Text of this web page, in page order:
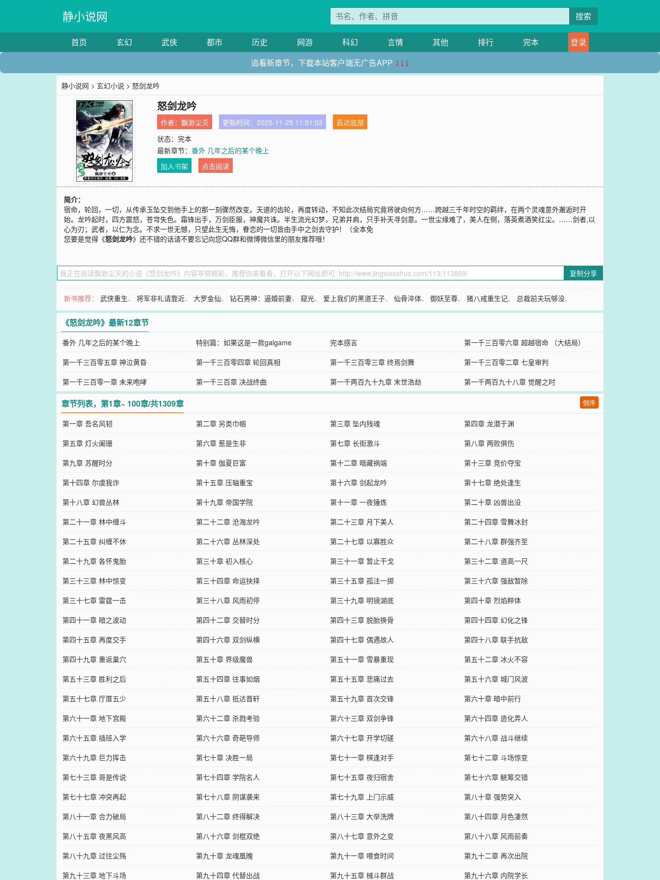
静小说网 搜索
首页 玄幻 武侠 都市 历史 网游 科幻 言情 其他 排行 完本
登录
追看新章节，下载本站客户端无广告APP ↓↓↓
静小说网 >玄幻小说 > 怒剑龙吟
怒剑龙吟
作者：飘渺尘灭 更新时间：2025-11-25 11:51:02
直达底部
状态：完本
最新章节：番外 几年之后的某个晚上
加入书架
点击阅读
简介：
宿命，轮回，一切，从传承玉坠交到他手上的那一刻骤然改变。天道的齿轮，再度转动，不知此次结局究竟将驶向何方……跨越三千年时空的羁绊，在两个灵魂意外邂逅时开
始。龙吟起时，四方震怒，苍穹失色。霜锋出手，万剑臣服，神魔共诛。半生流光幻梦，兄弟并肩，只手补天寻剑意。一世尘缘难了，美人在侧，落英煮酒笑红尘。……剑者,以
心为刃；武者，以仁为念。不求一世无憾，只望此生无悔，眷恋的一切皆由手中之剑去守护！（全本免
您要是觉得《怒剑龙吟》还不错的话请不要忘记向您QQ群和微博微信里的朋友推荐哦！
复制分享
新书推荐：武侠重生、将军非礼请靠近、大罗金仙、钻石男神：逼婚前妻、窥光、 爱上我们的黑道王子、仙骨淬体、御妖至尊、猪八戒重生记、 总裁前夫玩够没、
《怒剑龙吟》最新12章节
番外 几年之后的某个晚上 特别篇：如果这是一款galgame 完本感言
第一千三百零六章 超越宿命 （大结局）
第一千三百零五章 神泣黄昏
第一千三百零四章 轮回真相 第一千三百零三章 终焉剑舞
第一千三百零二章 七皇审判
第一千三百零一章 未来咆哮
第一千三百章 决战终曲 第一千两百九十九章 末世浩劫 第一千两百九十八章 觉醒之时
章节列表，第1章~ 100章/共1309章 倒序
第一章 吾名风韧 第二章 另类巾帼 第三章 坠内残魂
第四章 龙潜于渊
第五章 灯火阑珊
第六章 惹是生非 第七章 长街激斗
第八章 两败俱伤
第九章 苏醒时分
第十章 伽夏巨富 第十二章 暗藏祸端
第十三章 竞价夺宝
第十四章 尔虞我诈
第十五章 压轴重宝 第十六章 剑起龙吟
第十七章 绝处逢生
第十八章 幻兽丛林
第十九章 帝国学院 第十一章 一夜锤炼
第二十章 凶兽出没
第二十一章 林中缠斗
第二十二章 沧海龙吟 第二十三章 月下美人
第二十四章 雪舞冰封
第二十五章 纠缠不休
第二十六章 丛林深处 第二十七章 以寡胜众
第二十八章 群强齐至
第二十九章 各怀鬼胎
第三十章 初入核心 第三十一章 暂止干戈
第三十二章 道高一尺
第三十三章 林中惊变
第三十四章 命运抉择 第三十五章 孤注一掷
第三十六章 强敌暂除
第三十七章 雷霆一击
第三十八章 风雨初停 第三十九章 明镜湖底
第四十章 烈焰粹体
第四十一章 暗之波动
第四十二章 交替时分 第四十三章 脱胎换骨
第四十四章 幻化之锋
第四十五章 再度交手
第四十六章 双剑纵横 第四十七章 偶遇故人
第四十八章 联手抗敌
第四十九章 重返巢穴
第五十章 界级魔兽 第五十一章 雪暴重现
第五十二章 冰火不容
第五十三章 胜利之后
第五十四章 往事如烟 第五十五章 悲痛过去
第五十六章 城门风波
第五十七章 厅厝五少
第五十八章 抵达晋轩 第五十九章 首次交锋
第六十章 暗中前行
第六十一章 地下宫殿
第六十二章 杀戮考验 第六十三章 双剑争锋
第六十四章 造化弄人
第六十五章 插班入学
第六十六章 奇葩导师 第六十七章 开学切磋
第六十八章 战斗继续
第六十九章 巨力挥击
第七十章 决胜一局 第七十一章 棋逢对手
第七十二章 斗场惊变
第七十三章 哥是传说
第七十四章 学院名人 第七十五章 夜归宿舍
第七十六章 觥筹交错
第七十七章 冲突再起
第七十八章 阴谋袭来 第七十九章 上门示威
第八十章 强势突入
第八十一章 合力破局
第八十二章 终得解决 第八十三章 大举洗牌
第八十四章 月色凄然
第八十五章 夜黑风高
第八十六章 剑棍双绝 第八十七章 意外之变
第八十八章 风雨前奏
第八十九章 过往尘殇
第九十章 龙魂凰魄 第九十一章 喂食时间
第九十二章 再次出院
第九十三章 地下斗场
第九十四章 代替出战 第九十五章 械斗群战 第九十六章 内院学长